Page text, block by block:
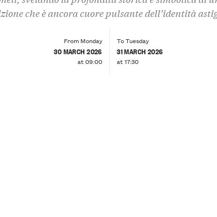
che è ancora cuore pulsante dell’identità
From Monday
30 MARCH 2026
at 09:00
To Tuesday
31 MARCH 2026
at 17:30